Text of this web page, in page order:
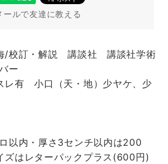
ールで友達に教える
/校訂・解説 講談社 講談社学術
ー
レ有 小口（天・地）少ヤケ、少
以内・厚さ3センチ以内は200
ズはレターパックプラス(600円)